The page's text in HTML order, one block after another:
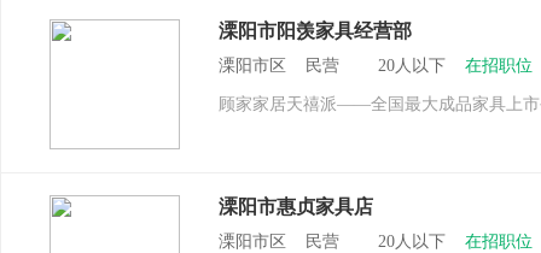
溧阳市阳羡家具经营部
溧阳市区 民营 20人以下 在招职位
顾家家居天禧派——全国最大成品家具上
溧阳市惠贞家具店
溧阳市区 民营 20人以下 在招职位